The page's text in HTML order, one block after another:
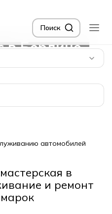
Поиск
в Берлине
автомобилей
в
и ремонт